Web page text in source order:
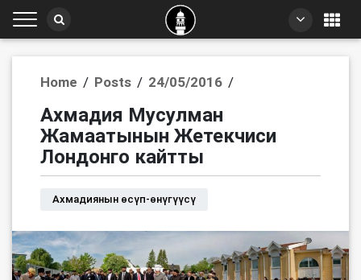
Home / Posts / 24/05/2016 /
Ахмадия Мусулман
Жамаатынын Жетекчиси
Лондонго кайтты
Ахмадиянын өсүп-өнүгүүсү